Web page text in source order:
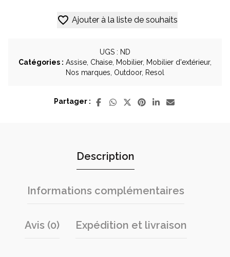
blanc
4
Ajouter à la liste de souhaits
UGS : ND
Catégories : Assise Chaise Mobilier, Mobilier d'extérieur,
Nos marques Outdoor, Resol
Partager :
Description
Informations complémentaires
Avis (0) Expédition et livraison